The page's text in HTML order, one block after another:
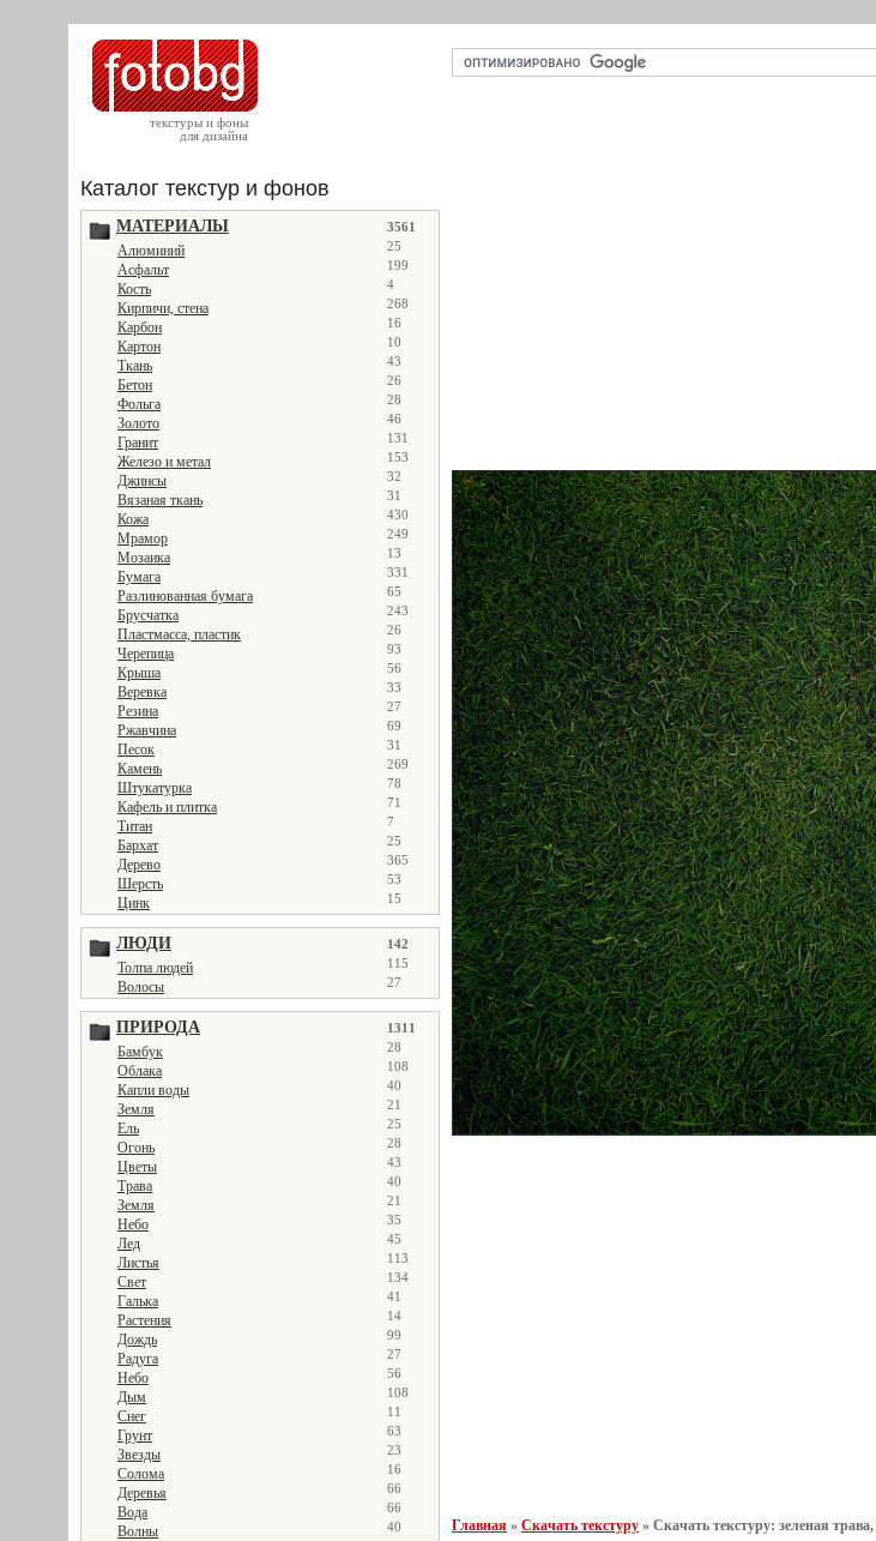
текстуры и фоны
для дизайна
Каталог текстур и фонов
МАТЕРИАЛЫ 3561
Алюминий 25
Асфальт 199
Кость 4
Кирпичи, стена 268
Карбон 16
Картон 10
Ткань 43
Бетон 26
Фольга 28
Золото 46
Гранит 131
Железо и метал 153
Джинсы 32
Вязаная ткань 31
Кожа 430
Мрамор 249
Мозаика 13
Бумага 331
Разлинованная бумага 65
Брусчатка 243
Пластмасса, пластик 26
Черепица 93
Крыша 56
Веревка 33
Резина 27
Ржавчина 69
Песок 31
Камень 269
Штукатурка 78
Кафель и плитка 71
Титан 7
Бархат 25
Дерево 365
Шерсть 53
Цинк 15
ЛЮДИ 142
Толпа людей 115
Волосы 27
ПРИРОДА 1311
Бамбук 28
Облака 108
Капли воды 40
Земля 21
Ель 25
Огонь 28
Цветы 43
Трава 40
Земля 21
Небо 35
Лед 45
Листья 113
Свет 134
Галька 41
Растения 14
Дождь 99
Радуга 27
Небо 56
Дым 108
Снег 11
Грунт 63
Звезды 23
Солома 16
Деревья 66
Вода 66
Волны 40 Главная » Скачать текстуру » Скачать текстуру: зеленая